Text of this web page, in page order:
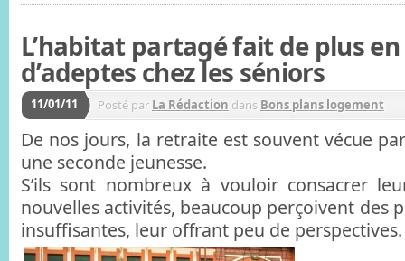
L’habitat partagé fait de plus
d’adeptes chez les séniors
11/01/11 Posté par La Rédaction dans Bons plans logement
De nos jours, la retraite est souvent vécue
une seconde jeunesse.
S’ils sont nombreux à vouloir consacrer
nouvelles activités, beaucoup perçoivent des
insuffisantes, leur offrant peu de perspectives.